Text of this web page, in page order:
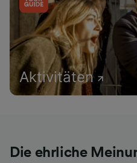
Aktivitäten
Die ehrliche